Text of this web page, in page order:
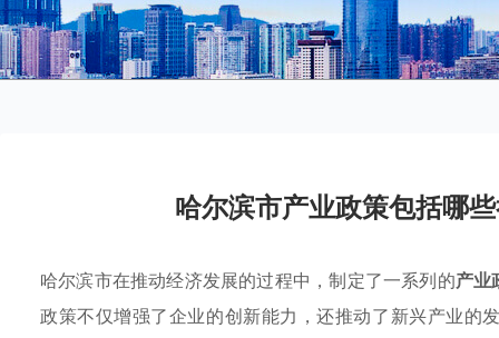
哈尔滨市产业政策包括哪
哈尔滨市在推动经济发展的过程中，制定了一系列的产业
政策不仅增强了企业的创新能力，还推动了新兴产业的